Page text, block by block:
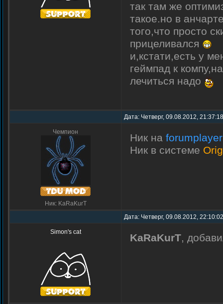
так там же
такое.но в
того,что просто
прицеливался
и,кстати,есть у
геймпад к
лечиться надо
Дата: Четверг, 09.08.2012,
Чемпион
Ник: KaRaKurT
Ник на
Ник в системе
Дата: Четверг, 09.08.2012,
Simon's cat KaRaKurT,